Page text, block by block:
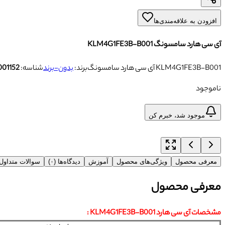
افزودن به علاقه‌مندی‌ها
آی سی هارد سامسونگ KLM4G1FE3B-B001
آی سی هارد سامسونگ KLM4G1FE3B-B001
برند:بدون-برندشناسه:
ناموجود
موجود شد، خبرم کن
معرفی محصول ویژگی‌های محصول آموزش دیدگاه‌ها (۰) سوالات
معرفی محصول
مشخصات آی سی هارد KLM4G1FE3B-B001 :